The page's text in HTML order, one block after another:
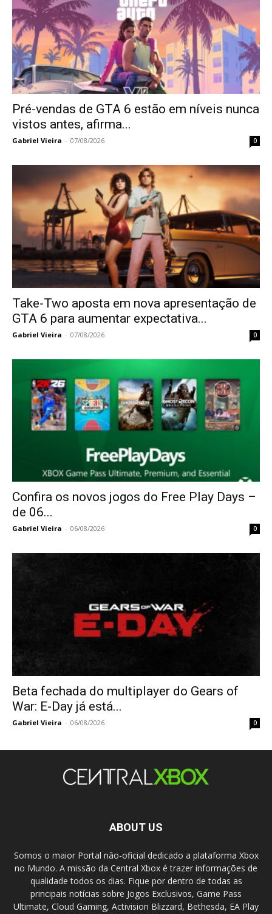
Pré-vendas de GTA 6 estão em níveis nunca
vistos antes, afirma...
Gabriel Vieira - 07/08/2026 0
Take-Two aposta em nova apresentação de
GTA 6 para aumentar expectativa...
Gabriel Vieira - 07/08/2026 0
Confira os novos jogos do Free Play Days –
de 06...
Gabriel Vieira - 06/08/2026 0
Beta fechada do multiplayer do Gears of
War: E-Day já está...
Gabriel Vieira - 06/08/2026 0
ABOUT US
Somos o maior Portal não-oficial dedicado a plataforma Xbox
no Mundo. A missão da Central Xbox é trazer informações de
qualidade todos os dias. Fique por dentro de todas as
principais notícias sobre Jogos Exclusivos, Game Pass
Ultimate, Cloud Gaming, Activision Blizzard, Bethesda, EA Play